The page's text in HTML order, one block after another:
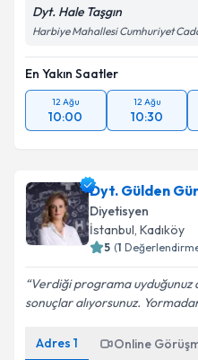
Dyt. Hale Taşgın
Harbiye Mahallesi Cumhuriyet
En Yakın Saatler
12 Ağu
10:00
12 Ağu
10:30
Dyt. Gülden
Diyetisyen
İstanbul, Kadıköy
5 (1
Verdiği programa uyduğunuz
sonuçlar alıyorsunuz.
Adres 1 Online